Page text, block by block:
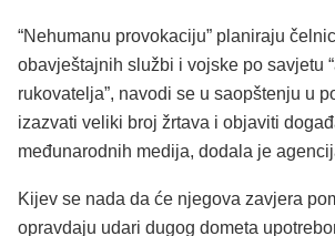
“Nehumanu provokaciju” planiraju
obavještajnih službi i vojske po savjetu
rukovatelja”, navodi se u saopštenju u
izazvati veliki broj žrtava i objaviti
međunarodnih medija, dodala je
Kijev se nada da će njegova zavjera
opravdaju udari dugog dometa